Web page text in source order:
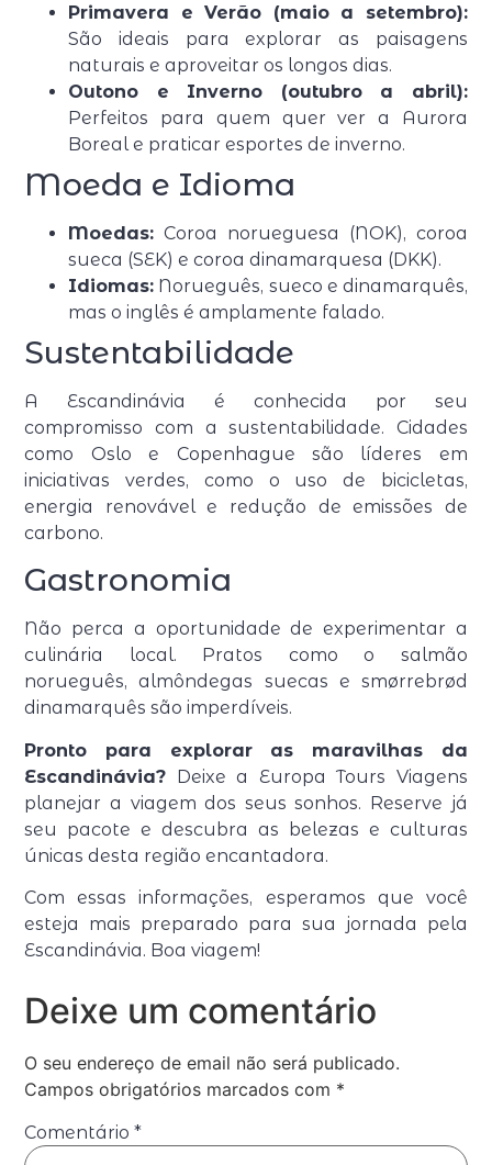
Primavera e Verão (maio a setembro):
São ideais para explorar as paisagens
naturais e aproveitar os longos dias.
Outono e Inverno (outubro a abril):
Perfeitos para quem quer ver a Aurora
Boreal e praticar esportes de inverno.
Moeda e Idioma
Moedas: Coroa norueguesa (NOK), coroa
sueca (SEK) e coroa dinamarquesa (DKK).
Idiomas: Norueguês, sueco e dinamarquês,
mas o inglês é amplamente falado.
Sustentabilidade
A Escandinávia é conhecida por seu
compromisso com a sustentabilidade. Cidades
como Oslo e Copenhague são líderes em
iniciativas verdes, como o uso de bicicletas,
energia renovável e redução de emissões de
carbono.
Gastronomia
Não perca a oportunidade de experimentar a
culinária local. Pratos como o salmão
norueguês, almôndegas suecas e smørrebrød
dinamarquês são imperdíveis.
Pronto para explorar as maravilhas da
Escandinávia? Deixe a Europa Tours Viagens
planejar a viagem dos seus sonhos. Reserve já
seu pacote e descubra as belezas e culturas
únicas desta região encantadora.
Com essas informações, esperamos que você
esteja mais preparado para sua jornada pela
Escandinávia. Boa viagem!
Deixe um comentário
O seu endereço de email não será publicado.
Campos obrigatórios marcados com *
Comentário*